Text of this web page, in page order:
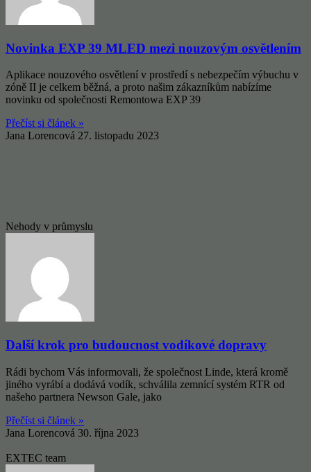
Novinka EXP 39 MLED mezi nouzovým osvětlením
Aplikace nouzového osvětlení v prostředí s nebezpečím výbuchu v
zóně II je celkem běžná, a proto našim zákazníkům nabízíme
novinku od společnosti Remontowa EXP 39
Přečíst si článek »
Jana Lorencová 27. listopadu 2023
Nehody v průmyslu
Další krok pro budoucnost vodíkové dopravy
Rádi bychom Vás informovali, že společnost Linde, která kromě
jiného vyrábí a dodává vodík, schválila zemnící systém RTR od
našeho partnera Newson Gale, jako
Přečíst si článek »
Jana Lorencová 30. října 2023
EXTEC team